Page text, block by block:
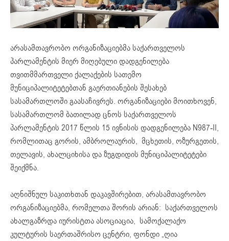
არასამთავრობო ორგანიზაციებმა საქართველოს
პარლამენტის მიერ მიღებული დადგენილება
თვითმმართველი ქალაქების სათემო
მუნიციპალიტეტებთან გაერთიანების შესახებ
სასამართლოში გაასაჩივრეს. ორგანიზაციები მოითხოვენ,
სასამართლომ ბათილად ცნოს საქართველოს
პარლამენტის 2017 წლის 15 ივნისის დადგენილება N987-II,
რომლითაც გორის, ამბროლაურის, მცხეთის, ოზურგეთის,
თელავის, ახალციხისა და ზუგდიდის მუნიციპალიტეტები
შეიქმნა.
აღნიშნულ საკითხთან დაკავშირებით, არასამთავრობო
ორგანიზაციებმა, რომელთა შორის არიან: საქართველოს
ახალგაზრდა იურისტთა ასოციაცია, სამოქალაქო
კულტურის საერთაშრისო ცენტრი, ფონდი „ღია